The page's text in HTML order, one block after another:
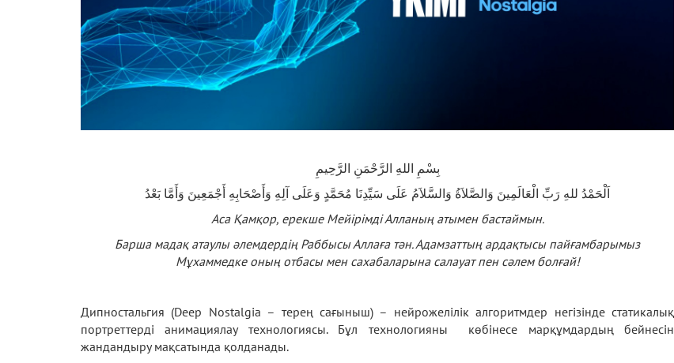
بِسْمِ اللهِ الرَّحْمَنِ الرَّحِيمِ
اَلْحَمْدُ للهِ رَبِّ الْعَالَمِينَ وَالصَّلاَةُ وَالسَّلاَمُ عَلَى سَيِّدِنَا مُحَمَّدٍ وَعَلَى آلِهِ وَأَصْحَابِهِ أَجْمَعِينَ وَأَمَّا بَعْدُ
Аса Қамқор, ерекше Мейірімді Алланың атымен бастаймын.
Барша мадақ атаулы әлемдердің Раббысы Аллаға тән. Адамзаттың ардақтысы пайғамбарымыз
Мұхаммедке оның отбасы мен сахабаларына салауат пен сәлем болғай!
Дипностальгия (Deep Nostalgia – терең сағыныш) – нейрожелілік алгоритмдер негізінде статикалық
портреттерді анимациялау технологиясы. Бұл технологияны көбінесе марқұмдардың бейнесін
жандандыру мақсатында қолданады.